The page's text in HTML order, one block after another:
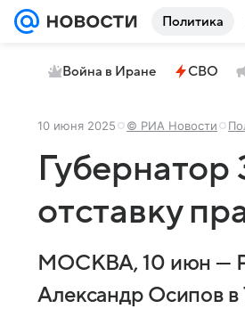
Политика
Война в Иране СВО
10 июня 2025 © РИА Новости
Губернатор
отставку
МОСКВА, 10 июн —
Александр Осипов в